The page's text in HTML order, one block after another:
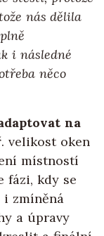
nás dělila
i následné
něco
na
velikost oken
místností
fázi, kdy se
zmíněná
a úpravy